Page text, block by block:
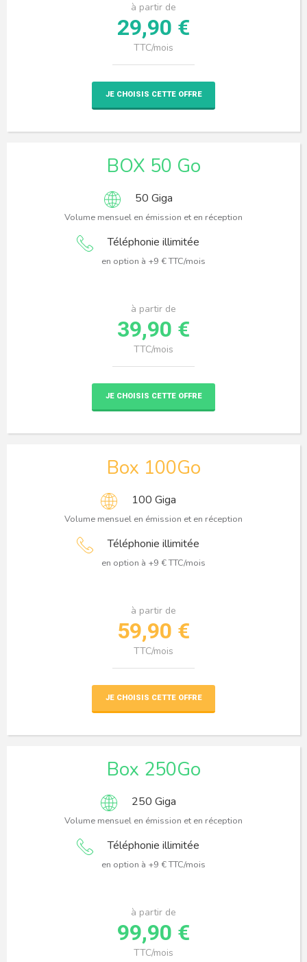
à partir de
29,90 €
TTC/mois
JE CHOISIS CETTE OFFRE
BOX 50 Go
50 Giga
Volume mensuel en émission et en réception
Téléphonie illimitée
en option à +9 € TTC/mois
à partir de
39,90 €
TTC/mois
JE CHOISIS CETTE OFFRE
Box 100Go
100 Giga
Volume mensuel en émission et en réception
Téléphonie illimitée
en option à +9 € TTC/mois
à partir de
59,90 €
TTC/mois
JE CHOISIS CETTE OFFRE
Box 250Go
250 Giga
Volume mensuel en émission et en réception
Téléphonie illimitée
en option à +9 € TTC/mois
à partir de
99,90 €
TTC/mois